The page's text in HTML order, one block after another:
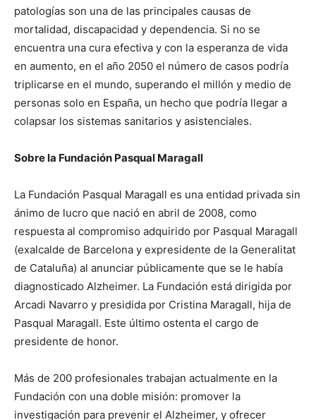
patologías son una de las principales causas de
mortalidad, discapacidad y dependencia. Si no se
encuentra una cura efectiva y con la esperanza de vida
en aumento, en el año 2050 el número de casos podría
triplicarse en el mundo, superando el millón y medio de
personas solo en España, un hecho que podría llegar a
colapsar los sistemas sanitarios y asistenciales.
Sobre la Fundación Pasqual Maragall
La Fundación Pasqual Maragall es una entidad privada sin
ánimo de lucro que nació en abril de 2008, como
respuesta al compromiso adquirido por Pasqual Maragall
(exalcalde de Barcelona y expresidente de la Generalitat
de Cataluña) al anunciar públicamente que se le había
diagnosticado Alzheimer. La Fundación está dirigida por
Arcadi Navarro y presidida por Cristina Maragall, hija de
Pasqual Maragall. Este último ostenta el cargo de
presidente de honor.
Más de 200 profesionales trabajan actualmente en la
Fundación con una doble misión: promover la
investigación para prevenir el Alzheimer, y ofrecer